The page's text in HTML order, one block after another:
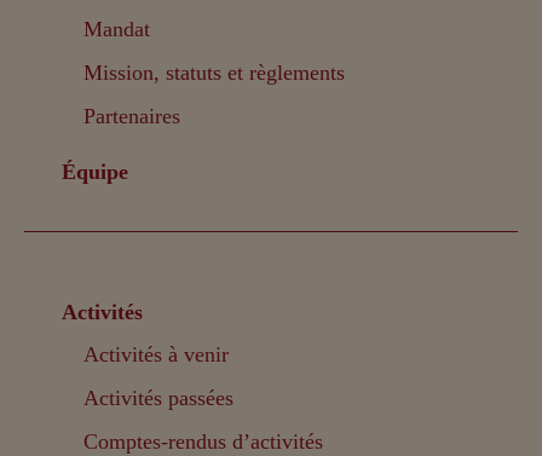
Mandat
Mission, statuts et règlements
Partenaires
Équipe
Activités
Activités à venir
Activités passées
Comptes-rendus d’activités